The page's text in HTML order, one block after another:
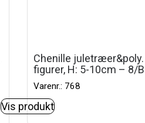
Chenille juletræer&poly.
figurer, H: 5-10cm – 8/
Varenr.: 768
Vis produkt